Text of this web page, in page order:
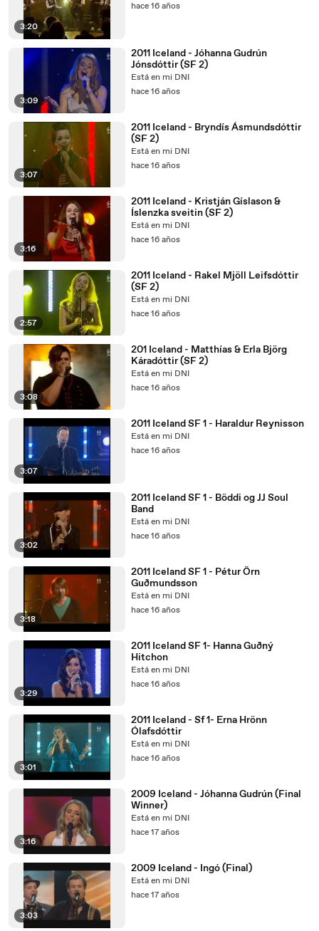
3:20
hace 16 años
3:09
2011 Iceland - Jóhanna Gudrún
Jónsdóttir (SF 2)
Está en mi DNI
hace 16 años
3:07
2011 Iceland - Bryndís Ásmundsdóttir
(SF 2)
Está en mi DNI
hace 16 años
3:16
2011 Iceland - Kristján Gíslason &
Íslenzka sveitin (SF 2)
Está en mi DNI
hace 16 años
2:57
2011 Iceland - Rakel Mjöll Leifsdóttir
(SF 2)
Está en mi DNI
hace 16 años
3:08
201 Iceland - Matthías & Erla Björg
Káradóttir (SF 2)
Está en mi DNI
hace 16 años
3:07
2011 Iceland SF 1 - Haraldur Reynisson
Está en mi DNI
hace 16 años
3:02
2011 Iceland SF 1 - Böddi og JJ Soul
Band
Está en mi DNI
hace 16 años
3:18
2011 Iceland SF 1 - Pétur Örn
Guðmundsson
Está en mi DNI
hace 16 años
3:29
2011 Iceland SF 1- Hanna Guðný
Hitchon
Está en mi DNI
hace 16 años
3:01
2011 Iceland - Sf 1- Erna Hrönn
Ólafsdóttir
Está en mi DNI
hace 16 años
3:16
2009 Iceland - Jóhanna Gudrún (Final
Winner)
Está en mi DNI
hace 17 años
3:03
2009 Iceland - Ingó (Final)
Está en mi DNI
hace 17 años